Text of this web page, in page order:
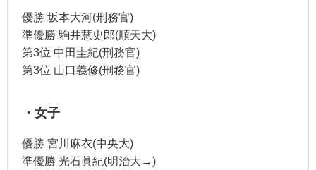
優勝 坂本大河(刑務官)
準優勝 駒井慧史郎(順天大)
第3位 中田圭紀(刑務官)
第3位 山口義修(刑務官)
・女子
優勝 宮川麻衣(中央大)
準優勝 光石眞紀(明治大→)